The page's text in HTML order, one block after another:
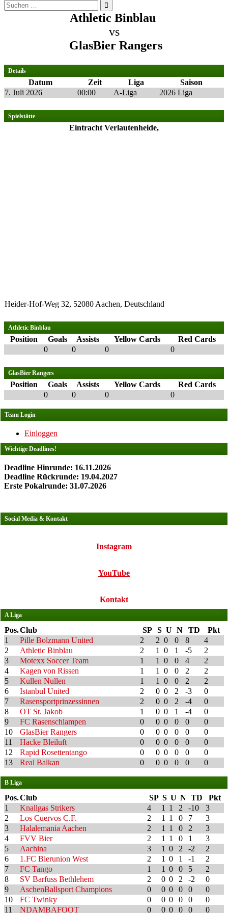
Suchen
nach:
Athletic Binblau
vs
GlasBier Rangers
Details
Datum Zeit Liga
Saison
7. Juli 2026
00:00 A-Liga 2026 Liga
Spielstätte
Eintracht Verlautenheide,
Heider-Hof-Weg 32, 52080 Aachen, Deutschland
Athletic Binblau
Position Goals Assists Yellow Cards
Red Cards
0
0 0 0
GlasBier Rangers
Position Goals Assists Yellow Cards
Red Cards
0
0 0 0
Team Login
Einloggen
Wichtige Deadlines!
Deadline Hinrunde: 16.11.2026
Deadline Rückrunde: 19.04.2027
Erste Pokalrunde: 31.07.2026
Social Media & Kontakt
Instagram
YouTube
Kontakt
A Liga
Pos.Club SP S U N TD
Pkt
1
Pille Bolzmann United 2 2 0 0 8
4
2
Athletic Binblau 2 1 0 1 -5
2
3
Motexx Soccer Team 1 1 0 0 4
2
4
Kagen von Rissen 1 1 0 0 2
2
5
Kullen Nullen 1 1 0 0 2
2
6
Istanbul United 2 0 0 2 -3
0
7
Rasensportprinzessinnen 2 0 0 2 -4
0
8
OT St. Jakob 1 0 0 1 -4
0
9
FC Rasenschlampen 0 0 0 0 0
0
10
GlasBier Rangers 0 0 0 0 0
0
11
Hacke Bleiluft 0 0 0 0 0
0
12
Rapid Rosettentango 0 0 0 0 0
0
13
Real Balkan 0 0 0 0 0 0
B Liga
Pos.Club SP S U N TD
Pkt
1
Knallgas Strikers 4 1 1 2 -10
3
2
Los Cuervos C.F. 2 1 1 0 7
3
3
Halalemania Aachen 2 1 1 0 2
3
4
FVV Bier 2 1 1 0 1
3
5
Aachina 3 1 0 2 -2
2
6
1.FC Bierunion West 2 1 0 1 -1
2
7
FC Tango 1 1 0 0 5
2
8
SV Barfuss Bethlehem 2 0 0 2 -2
0
9
AschenBallsport Champions 0 0 0 0 0
0
10
FC Twinky 0 0 0 0 0
0
11
NDAMBAFOOT 0 0 0 0 0 0